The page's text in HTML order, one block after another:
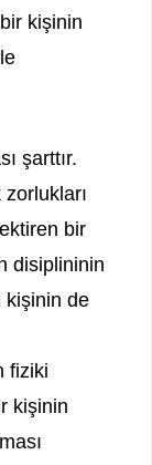
kişinin
şarttır.
bir
disiplininin
kişinin de
fiziki
kişinin